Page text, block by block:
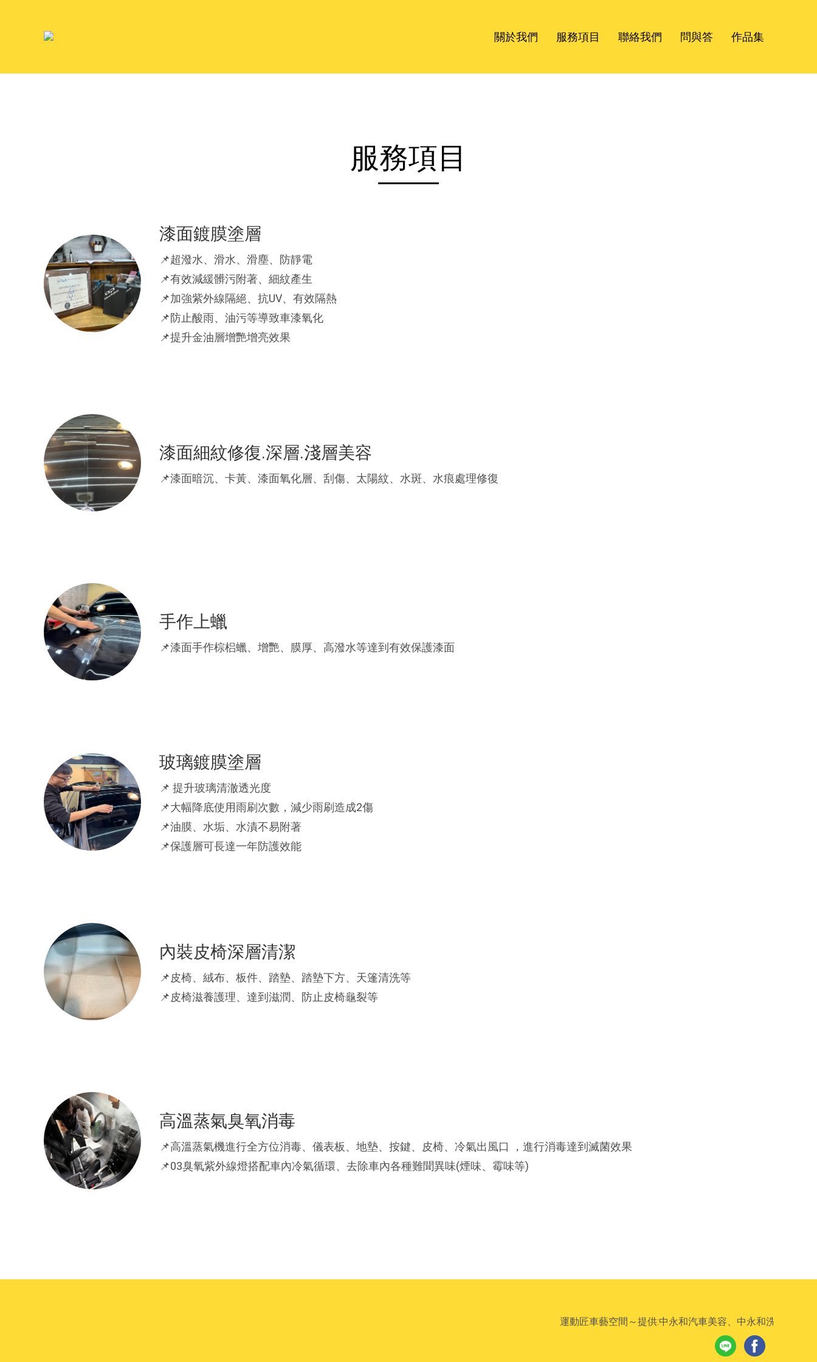
關於我們 服務項目 聯絡我們 問與答 作品集
服務項目
漆面鍍膜塗層
📌超潑水、滑水、滑塵、防靜電
📌有效減緩髒污附著、細紋產生
📌加強紫外線隔絕、抗UV、有效隔熱
📌防止酸雨、油污等導致車漆氧化
📌提升金油層增艷增亮效果
漆面細紋修復.深層.淺層美容
📌漆面暗沉、卡黃、漆面氧化層、刮傷、太陽紋、水斑、水痕處理修復
手作上蠟
📌漆面手作棕梠蠟、增艷、膜厚、高潑水等達到有效保護漆面
玻璃鍍膜塗層
📌 提升玻璃清澈透光度
📌大幅降底使用雨刷次數，減少雨刷造成2傷
📌油膜、水垢、水漬不易附著
📌保護層可長達一年防護效能
內裝皮椅深層清潔
📌皮椅、絨布、板件、踏墊、踏墊下方、天篷清洗等
📌皮椅滋養護理、達到滋潤、防止皮椅龜裂等
高溫蒸氣臭氧消毒
📌高溫蒸氣機進行全方位消毒、儀表板、地墊、按鍵、皮椅、冷氣出風口 ，進行消毒達到滅菌效果
📌03臭氧紫外線燈搭配車內冷氣循環、去除車內各種難聞異味(煙味、霉味等)
運動匠車藝空間～提供:中永和汽車美容、中永和洗車推薦、永